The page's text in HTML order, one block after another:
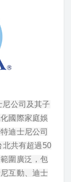
公司及其子
國際家庭娛
迪士尼公司
北共有超過50
圍廣泛，包
互動、迪士